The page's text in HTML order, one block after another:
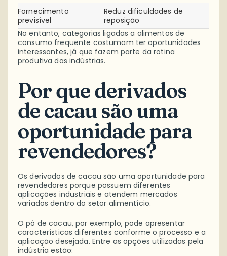
Fornecimento
previsível
Reduz dificuldades de
reposição
No entanto, categorias ligadas a alimentos de
consumo frequente costumam ter oportunidades
interessantes, já que fazem parte da rotina
produtiva das indústrias.
Por que derivados
de cacau são uma
oportunidade para
revendedores?
Os derivados de cacau são uma oportunidade para
revendedores porque possuem diferentes
aplicações industriais e atendem mercados
variados dentro do setor alimentício.
O pó de cacau, por exemplo, pode apresentar
características diferentes conforme o processo e a
aplicação desejada. Entre as opções utilizadas pela
indústria estão: